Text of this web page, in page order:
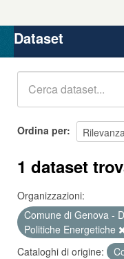
Organizzazioni
Gruppi
Dataset
Ordina per
1 dataset
Organizzazioni:
Comune di Genova -
Politiche Energetiche
Cataloghi di origine: